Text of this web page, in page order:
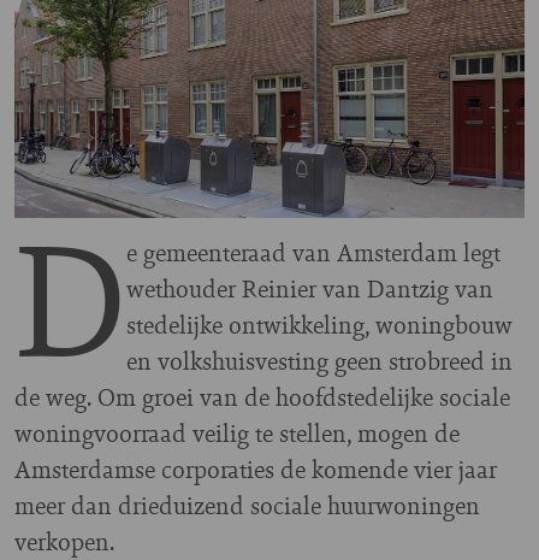
D e gemeenteraad van Amsterdam legt
wethouder Reinier van Dantzig van
stedelijke ontwikkeling, woningbouw
en volkshuisvesting geen strobreed in
de weg. Om groei van de hoofdstedelijke sociale
woningvoorraad veilig te stellen, mogen de
Amsterdamse corporaties de komende vier jaar
meer dan drieduizend sociale huurwoningen
verkopen.